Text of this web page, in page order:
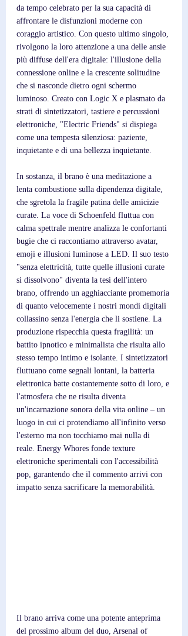
da tempo celebrato per la sua capacità di
affrontare le disfunzioni moderne con
coraggio artistico. Con questo ultimo singolo,
rivolgono la loro attenzione a una delle ansie
più diffuse dell'era digitale: l'illusione della
connessione online e la crescente solitudine
che si nasconde dietro ogni schermo
luminoso. Creato con Logic X e plasmato da
strati di sintetizzatori, tastiere e percussioni
elettroniche, "Electric Friends" si dispiega
come una tempesta silenziosa: paziente,
inquietante e di una bellezza inquietante.
In sostanza, il brano è una meditazione a
lenta combustione sulla dipendenza digitale,
che sgretola la fragile patina delle amicizie
curate. La voce di Schoenfeld fluttua con
calma spettrale mentre analizza le confortanti
bugie che ci raccontiamo attraverso avatar,
emoji e illusioni luminose a LED. Il suo testo
"senza elettricità, tutte quelle illusioni curate
si dissolvono" diventa la tesi dell'intero
brano, offrendo un agghiacciante promemoria
di quanto velocemente i nostri mondi digitali
collassino senza l'energia che li sostiene. La
produzione rispecchia questa fragilità: un
battito ipnotico e minimalista che risulta allo
stesso tempo intimo e isolante. I sintetizzatori
fluttuano come segnali lontani, la batteria
elettronica batte costantemente sotto di loro, e
l'atmosfera che ne risulta diventa
un'incarnazione sonora della vita online – un
luogo in cui ci protendiamo all'infinito verso
l'esterno ma non tocchiamo mai nulla di
reale. Energy Whores fonde texture
elettroniche sperimentali con l'accessibilità
pop, garantendo che il commento arrivi con
impatto senza sacrificare la memorabilità.
Il brano arriva come una potente anteprima
del prossimo album del duo, Arsenal of